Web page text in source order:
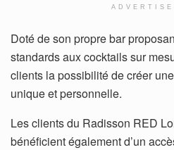
Doté de son propre bar
standards aux cocktails sur
clients la possibilité de créer
unique et personnelle.
Les clients du Radisson RED
bénéficient également d’un